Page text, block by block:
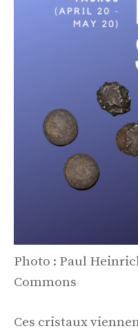
Photo : Paul
Commons
Ces cristaux